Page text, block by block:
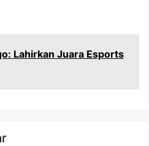
Lahirkan Juara Esports